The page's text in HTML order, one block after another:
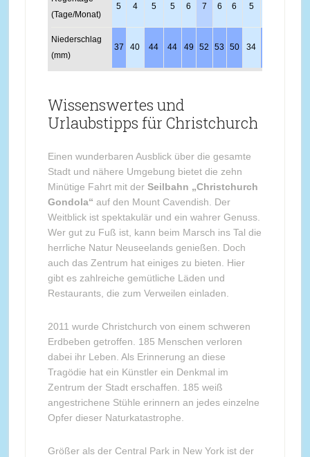
(Tage/Monat)
5 4 5 5 6 7 6 6 5
Niederschlag
(mm)
37 40 44 44 49 52 53 50 34
Wissenswertes und
Urlaubstipps für Christchurch
Einen wunderbaren Ausblick über die gesamte
Stadt und nähere Umgebung bietet die zehn
Minütige Fahrt mit der Seilbahn „Christchurch
Gondola“ auf den Mount Cavendish. Der
Weitblick ist spektakulär und ein wahrer Genuss.
Wer gut zu Fuß ist, kann beim Marsch ins Tal die
herrliche Natur Neuseelands genießen. Doch
auch das Zentrum hat einiges zu bieten. Hier
gibt es zahlreiche gemütliche Läden und
Restaurants, die zum Verweilen einladen.
2011 wurde Christchurch von einem schweren
Erdbeben getroffen. 185 Menschen verloren
dabei ihr Leben. Als Erinnerung an diese
Tragödie hat ein Künstler ein Denkmal im
Zentrum der Stadt erschaffen. 185 weiß
angestrichene Stühle erinnern an jedes einzelne
Opfer dieser Naturkatastrophe.
Größer als der Central Park in New York ist der